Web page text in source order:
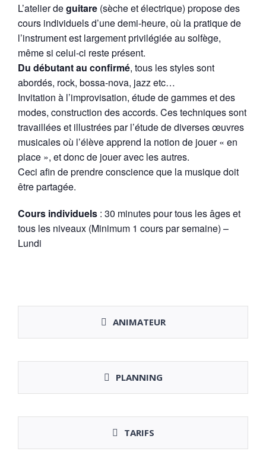
L’atelier deguitare (sèche et électrique) propose des
cours individuels d’une demi-heure, où la pratique de
l’instrument est largement privilégiée au solfège,
même si celui-ci reste présent.
Du débutant au confirmé, tous les styles sont
abordés, rock, bossa-nova, jazz etc…
Invitation à l’improvisation, étude de gammes et des
modes, construction des accords. Ces techniques sont
travaillées et illustrées par l’étude de diverses œuvres
musicales où l’élève apprend la notion de jouer « en
place », et donc de jouer avec les autres.
Ceci afin de prendre conscience que la musique doit
être partagée.
Cours individuels : 30 minutes pour tous les âges et
tous les niveaux (Minimum 1 cours par semaine) –
Lundi
ANIMATEUR
PLANNING
TARIFS